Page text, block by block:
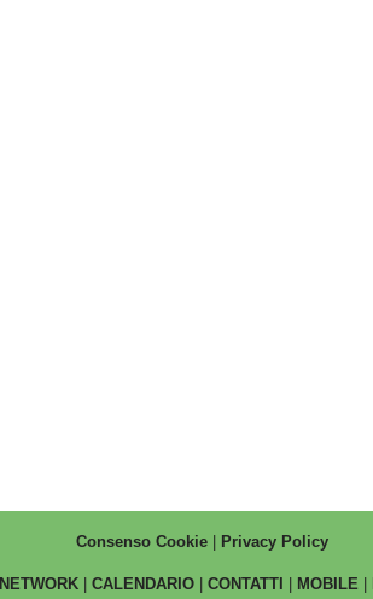
Consenso Cookie| Privacy Policy
NETWORK CALENDARIO CONTATTI MOBILE